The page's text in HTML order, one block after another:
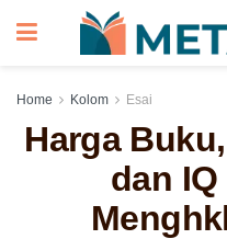
Home Kolom Esai
Harga
dan